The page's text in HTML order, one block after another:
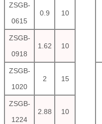
ZSGB-
0615
0.9 10
ZSGB-
0918
1.62 10
ZSGB-
1020
2 15
ZSGB-
1224
2.88 10